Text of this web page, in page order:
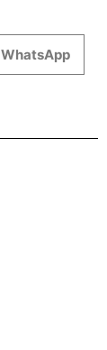
WhatsApp